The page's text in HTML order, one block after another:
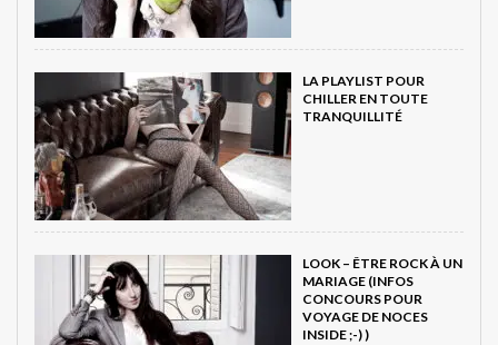
LA PLAYLIST POUR
CHILLER EN TOUTE
TRANQUILLITÉ
LOOK – ÊTRE ROCK À UN
MARIAGE (INFOS
CONCOURS POUR
VOYAGE DE NOCES
INSIDE ;-) )